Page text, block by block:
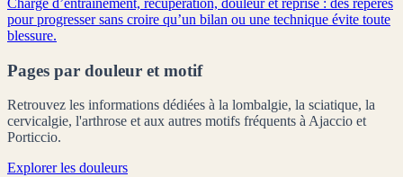
pour progresser sans croire qu’un bilan ou une technique évite toute
blessure.
Pages par douleur et motif
Retrouvez les informations dédiées à la lombalgie, la sciatique, la
cervicalgie, l'arthrose et aux autres motifs fréquents à Ajaccio et
Porticcio.
Explorer les douleurs